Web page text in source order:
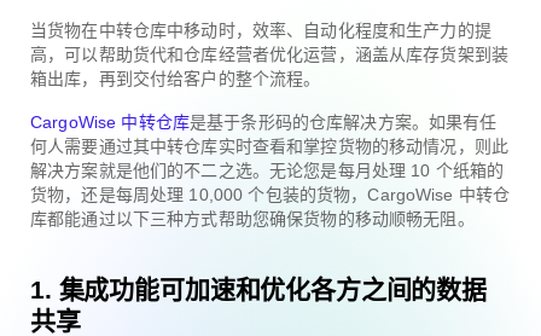
当货物在中转仓库中移动时，效率、自动化程度和生产力的提
高，可以帮助货代和仓库经营者优化运营，涵盖从库存货架到装
箱出库，再到交付给客户的整个流程。
CargoWise 中转仓库是基于条形码的仓库解决方案。如果有任
何人需要通过其中转仓库实时查看和掌控货物的移动情况，则此
解决方案就是他们的不二之选。无论您是每月处理 10 个纸箱的
货物，还是每周处理 10,000 个包装的货物，CargoWise 中转仓
库都能通过以下三种方式帮助您确保货物的移动顺畅无阻。
1. 集成功能可加速和优化各方之间的数据
共享